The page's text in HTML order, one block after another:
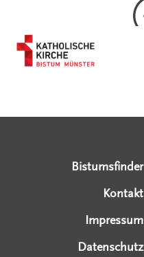
Bistumsfinder
Kontakt
Impressum
Datenschutz